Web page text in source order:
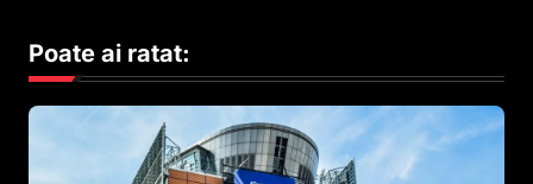
Poate ai ratat: